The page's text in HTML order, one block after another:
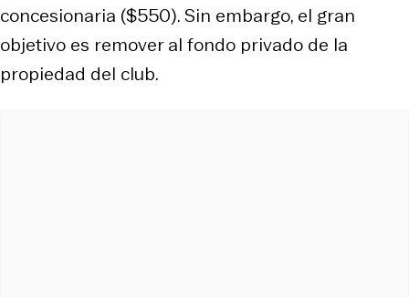
concesionaria ($550). Sin embargo, el gran
objetivo es remover al fondo privado de la
propiedad del club.